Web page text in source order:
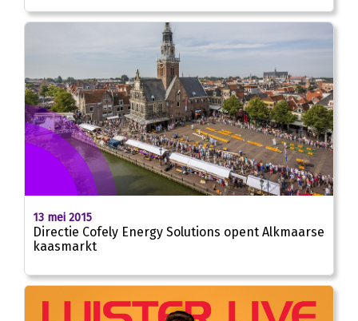
13 mei 2015
Directie Cofely Energy Solutions opent Alkmaarse
kaasmarkt